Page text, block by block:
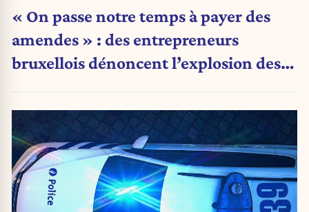
« On passe notre temps à payer des
amendes » : des entrepreneurs
bruxellois dénoncent l’explosion des